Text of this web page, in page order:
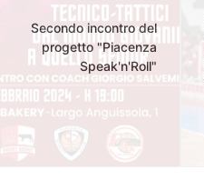
Secondo incontro del
progetto "Piacenza
Speak'n'Roll"